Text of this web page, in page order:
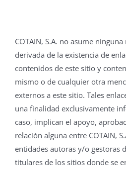
COTAIN, S.A. no asume
derivada de la existencia de
contenidos de este sitio y
mismo o de cualquier otra
externos a este sitio. Tales
una finalidad exclusivamente
caso, implican el apoyo,
relación alguna entre COTAIN,
entidades autoras y/o gestoras
titulares de los sitios donde se